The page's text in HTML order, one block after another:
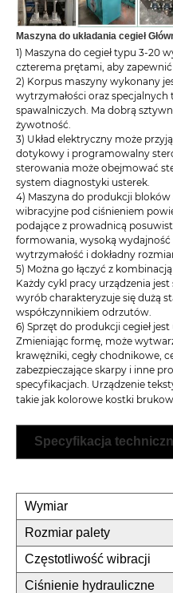
Maszyna do układania cegieł
1) Maszyna do cegieł typu 3-20
czterema prętami, aby
2) Korpus maszyny wykonany
wytrzymałości oraz specjalnych
spawalniczych. Ma dobrą
żywotność.
3) Układ elektryczny może
dotykowy i programowalny
sterowania może obejmować
system diagnostyki usterek.
4) Maszyna do produkcji
wibracyjne pod ciśnieniem
podające z prowadnicą
formowania, wysoką
wytrzymałość i dokładny
5) Można go łączyć z
Każdy cykl pracy urządzenia
wyrób charakteryzuje się dużą
współczynnikiem odrzutów.
6) Sprzęt do produkcji cegieł
Zmieniając formę, może
krawężniki, cegły chodnikowe,
zabezpieczające skarpy i inne
specyfikacjach. Urządzenie
takie jak kolorowe kostki
Specyfikacja
Wymiar
Rozmiar palety
Częstotliwość wibracji
Ciśnienie hydrauliczne